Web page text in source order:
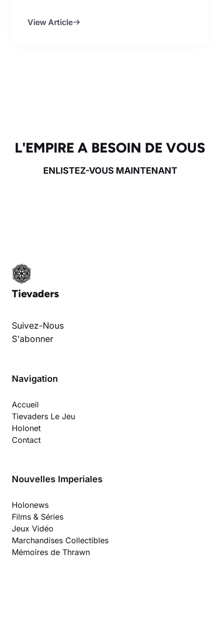
View Article
L'EMPIRE A BESOIN DE VOUS
ENLISTEZ-VOUS MAINTENANT
Tievaders
Suivez-Nous
S'abonner
Navigation
Accueil
Tievaders Le Jeu
Holonet
Contact
Nouvelles Imperiales
Holonews
Films & Séries
Jeux Vidéo
Marchandises Collectibles
Mémoires de Thrawn